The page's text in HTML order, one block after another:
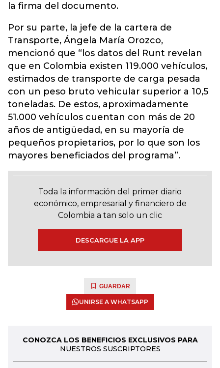
la firma del documento.
Por su parte, la jefe de la cartera de
Transporte, Ángela María Orozco,
mencionó que “los datos del Runt revelan
que en Colombia existen 119.000 vehículos,
estimados de transporte de carga pesada
con un peso bruto vehicular superior a 10,5
toneladas. De estos, aproximadamente
51.000 vehículos cuentan con más de 20
años de antigüedad, en su mayoría de
pequeños propietarios, por lo que son los
mayores beneficiados del programa”.
Toda la información del primer diario
económico, empresarial y financiero de
Colombia a tan solo un clic
DESCARGUE LA APP
GUARDAR
UNIRSE A WHATSAPP
CONOZCA LOS BENEFICIOS EXCLUSIVOS PARA
NUESTROS SUSCRIPTORES